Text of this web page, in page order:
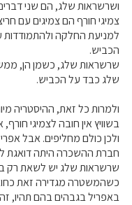
ושרשראות שלג, הם שני
צמיגי חורף הם צמיגים עם
למניעת החלקה
הכביש.
שרשראות שלג, כשמן הן,
שלג כבד על הכביש.
ולמרות כל זאת, ההיסטריה
בשוויץ אין חובה לצמיגי
ולכן כולם מחליפים. אבל
חברת ההשכרה היתה דואגת
שרשראות שלג יש לשאת רק
כשהמשטרה מגדירה זאת
באפריל בגבהים בהם תהיו,